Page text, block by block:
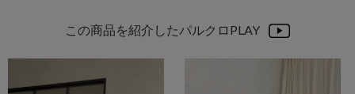
この商品を紹介したパルクロPLAY